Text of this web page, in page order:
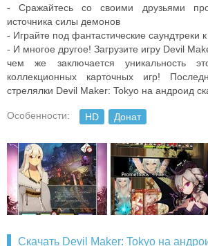
- Сражайтесь со своими друзьями
источника силы демонов
- Играйте под фантастические саундтреки к
- И многое другое! Загрузите игру Devil
чем же заключается уникальность
коллекционных карточных игр!
стрелялки Devil Maker: Tokyo на андроид
Особенности: HD Донат
Скачать Devil Maker: Tokyo на